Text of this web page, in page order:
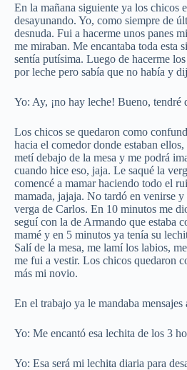
En la mañana siguiente ya los chicos
desayunando. Yo, como siempre de
desnuda. Fui a hacerme unos panes
me miraban. Me encantaba toda esta
sentía putísima. Luego de hacerme
por leche pero sabía que no había y
Yo: Ay, ¡no hay leche! Bueno, tendré
Los chicos se quedaron como
hacia el comedor donde estaban ellos,
metí debajo de la mesa y me podrá
cuando hice eso, jaja. Le saqué la
comencé a mamar haciendo todo el
mamada, jajaja. No tardó en venirse y
verga de Carlos. En 10 minutos me
seguí con la de Armando que estaba
mamé y en 5 minutos ya tenía su
Salí de la mesa, me lamí los labios,
me fui a vestir. Los chicos quedaron
más mi novio.
En el trabajo ya le mandaba
Yo: Me encantó esa lechita de los 3
Yo: Esa será mi lechita diaria para